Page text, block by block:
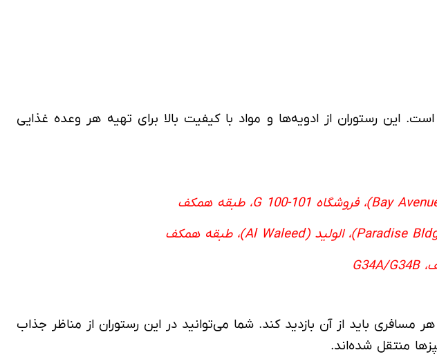
این رستوران از ادویه‌ها و مواد با کیفیت بالا برای تهیه هر وعده غذایی
مسافری باید از آن بازدید کند. شما می‌توانید در این رستوران از مناظر جذاب
منتقل شده‌اند.